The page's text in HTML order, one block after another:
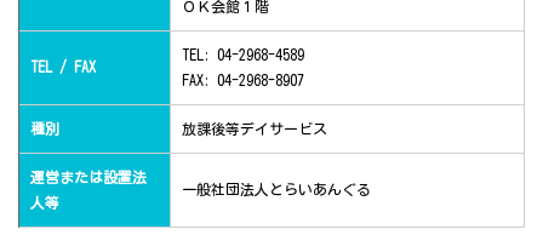
ＯＫ会館１階
TEL / FAX
TEL: 04-2968-4589
FAX: 04-2968-8907
種別 放課後等デイサービス
運営または設置法
人等
一般社団法人とらいあんぐる